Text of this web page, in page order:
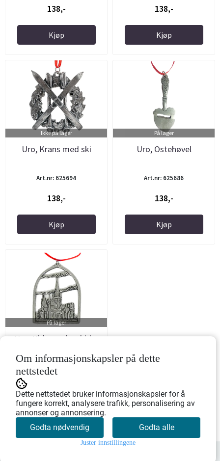
138,-
Kjøp
138,-
Kjøp
Ikke på lager
Uro, Krans med ski
Art.nr: 625694
138,-
Kjøp
På lager
Uro, Ostehøvel
Art.nr: 625686
138,-
Kjøp
På lager
Uro, Nidaros domkirke
Art.nr: 625652
Kjøp
Om informasjonskapsler på dette
nettstedet
Dette nettstedet bruker informasjonskapsler for å
fungere korrekt, analysere trafikk, personalisering av
annonser og annonsering.
Godta nødvendig
Godta alle
Juster innstillingene